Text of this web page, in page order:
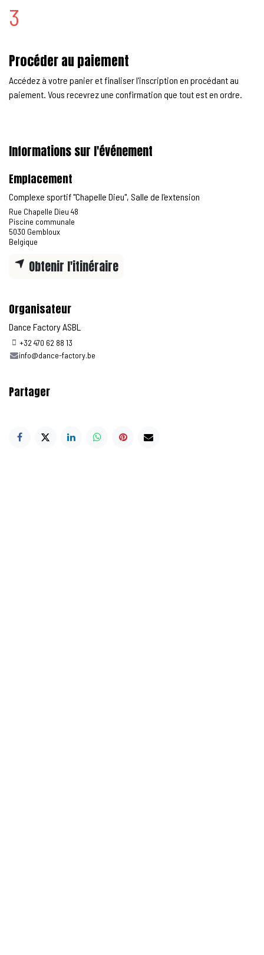
3
Procéder au paiement
Accédez à votre panier et finaliser l'inscription en procédant au
paiement. Vous recevrez une confirmation que tout est en ordre.
Informations sur l'événement
Emplacement
Complexe sportif "Chapelle Dieu", Salle de l'extension
Rue Chapelle Dieu 48
Piscine communale
5030 Gembloux
Belgique
Obtenir l'itinéraire
Organisateur
Dance Factory ASBL
+32 470 62 88 13
info@dance-factory.be
Partager